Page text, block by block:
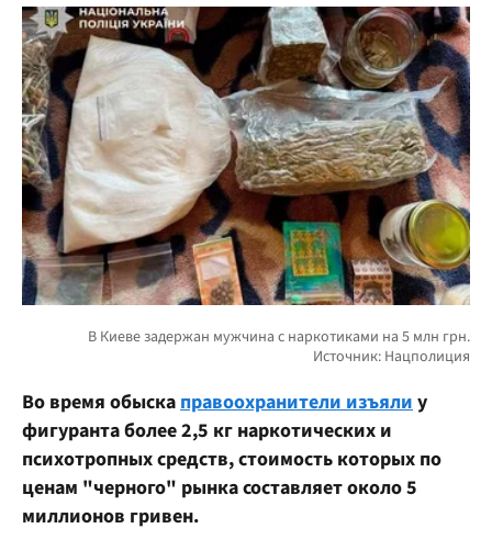
Во время обыска правоохранители изъяли у
фигуранта более 2,5 кг наркотических и
психотропных средств, стоимость которых по
ценам "черного" рынка составляет около 5
миллионов гривен.